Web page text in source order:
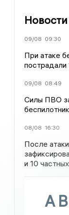
09/08 09:30
При атаке
пострадали
09/08 08:49
Силы ПВО
08/08 16:30
После
и 10